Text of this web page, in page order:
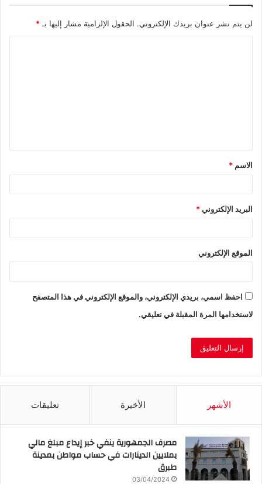
لن يتم نشر عنوان بريدك الإلكتروني. الحقول الإلزامية مشار إليها بـ *
ق
*
الاسم *
البريد الإلكتروني*
الموقع الإلكتروني
احفظ اسمي، بريدي الإلكتروني، والموقع الإلكتروني في هذا المتصفح
لاستخدامها المرة المقبلة في تعليقي.
الأشهر الأخيرة تعليقات
مصرف الجمهورية ينفي خبر إيداع مبلغ مالي
بملايين الدينارات في حساب مواطن بمدينة
طبرق
03/04/2024